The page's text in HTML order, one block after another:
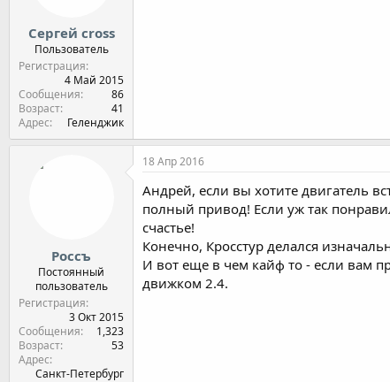
Сергей cross
Пользователь
Регистрация
4 Май 2015
Сообщения
86
Возраст
41
Адрес
Геленджик
Россъ
Постоянный
пользователь
Регистрация
3 Окт 2015
Сообщения
1,323
Возраст
53
Адрес
Санкт-Петербург
18 Апр 2016
Андрей, если вы хотите двигатель
полный привод! Если уж так
счастье!
Конечно, Кросстур делался
И вот еще в чем кайф то - если вам
движком 2.4.